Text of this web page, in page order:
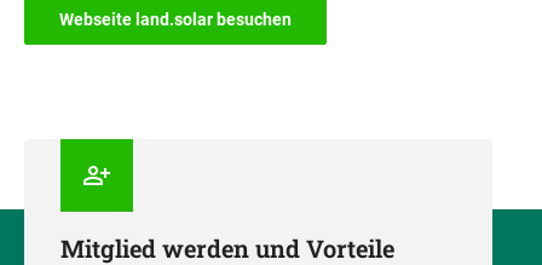
Webseite land.solar besuchen
Mitglied werden und Vorteile